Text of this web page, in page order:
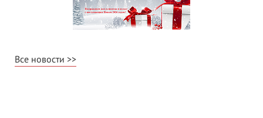
Все новости